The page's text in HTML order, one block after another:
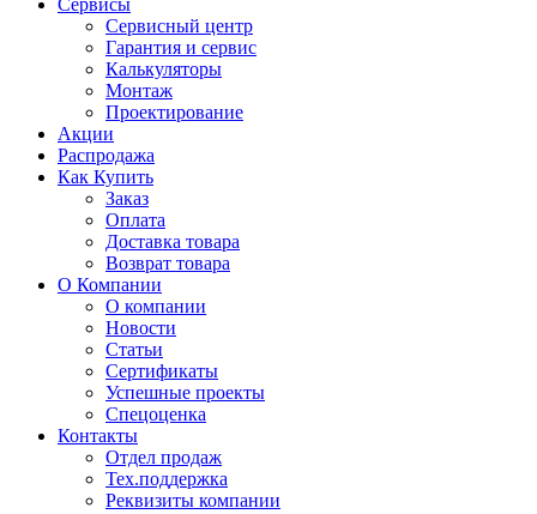
Сервисы
Сервисный центр
Гарантия и сервис
Калькуляторы
Монтаж
Проектирование
Акции
Распродажа
Как Купить
Заказ
Оплата
Доставка товара
Возврат товара
О Компании
О компании
Новости
Статьи
Сертификаты
Успешные проекты
Спецоценка
Контакты
Отдел продаж
Тех.поддержка
Реквизиты компании